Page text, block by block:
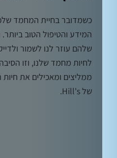
כשמדובר בחיית המחמד שלכם,
המידע והטיפול הטוב ביותר.
שלהם עוזר לנו לשמור ולדייק
לחיות מחמד שלנו, וזו הסיבה
ממליצים ומאכילים את חיות